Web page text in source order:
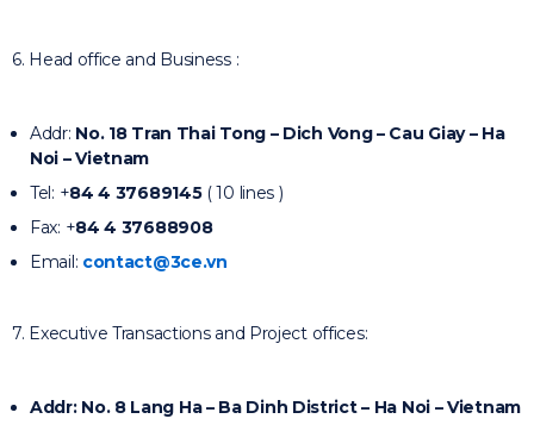
6. Head office and Business :
Addr: No. 18 Tran Thai Tong – Dich Vong – Cau Giay – Ha
Noi – Vietnam
Tel: +84 4 37689145 ( 10 lines )
Fax: +84 4 37688908
Email: contact@3ce.vn
7. Executive Transactions and Project offices:
Addr: No. 8 Lang Ha – Ba Dinh District – Ha Noi – Vietnam